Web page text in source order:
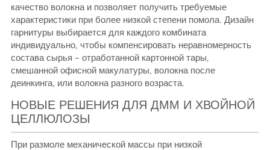
качество волокна и позволяет получить требуемые
характеристики при более низкой степени помола. Дизайн
гарнитуры выбирается для каждого комбината
индивидуально, чтобы компенсировать неравномерность
состава сырья – отработанной картонной тары,
смешанной офисной макулатуры, волокна после
деинкинга, или волокна разного возраста.
НОВЫЕ РЕШЕНИЯ ДЛЯ ДММ И ХВОЙНОЙ
ЦЕЛЛЮЛОЗЫ
При размоле механической массы при низкой